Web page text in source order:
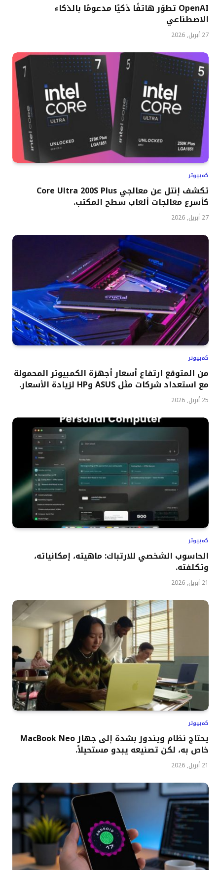
OpenAI تطوّر هاتفًا ذكيًا مدعومًا بالذكاء
الاصطناعي
27 أبريل, 2026
كمبيوتر
تكشف إنتل عن معالجي Core Ultra 200S Plus
كأسرع معالجات ألعاب سطح المكتب.
27 أبريل, 2026
كمبيوتر
من المتوقع ارتفاع أسعار أجهزة الكمبيوتر المحمولة
مع استعداد شركات مثل ASUS وHP لزيادة الأسعار.
25 أبريل, 2026
كمبيوتر
الحاسوب الشخصي للارتباك: ماهيته، إمكانياته،
وتكلفته.
21 أبريل, 2026
كمبيوتر
يحتاج نظام ويندوز بشدة إلى جهاز MacBook Neo
خاص به، لكن تصنيعه يبدو مستحيلاً.
21 أبريل, 2026